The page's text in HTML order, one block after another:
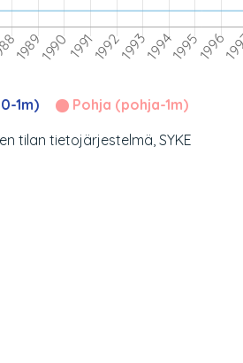
1m)
Pohja (pohja-1m)
tilan tietojärjestelmä, SYKE